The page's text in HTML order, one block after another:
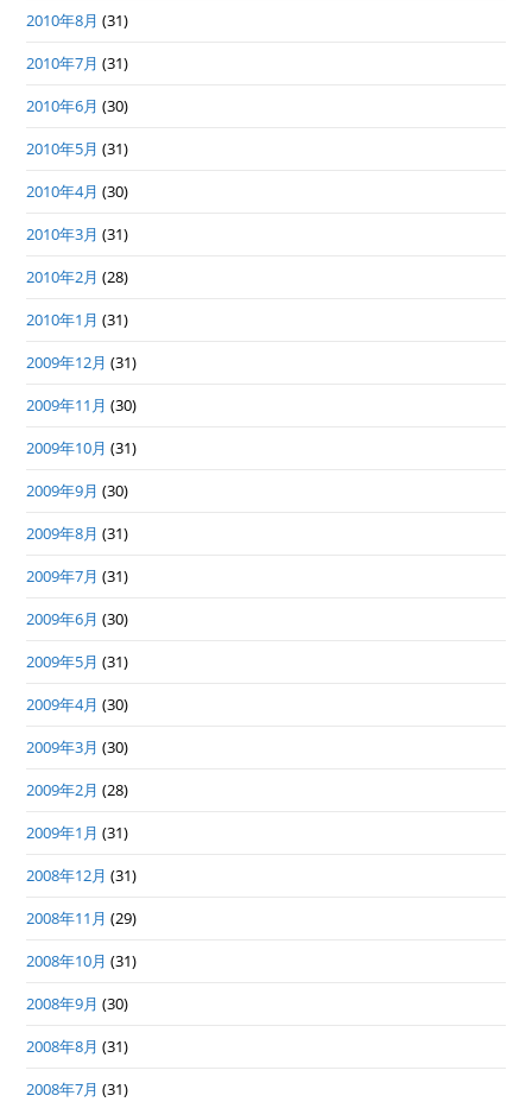
2010年8月 (31)
2010年7月 (31)
2010年6月 (30)
2010年5月 (31)
2010年4月 (30)
2010年3月 (31)
2010年2月 (28)
2010年1月 (31)
2009年12月 (31)
2009年11月 (30)
2009年10月 (31)
2009年9月 (30)
2009年8月 (31)
2009年7月 (31)
2009年6月 (30)
2009年5月 (31)
2009年4月 (30)
2009年3月 (30)
2009年2月 (28)
2009年1月 (31)
2008年12月 (31)
2008年11月 (29)
2008年10月 (31)
2008年9月 (30)
2008年8月 (31)
2008年7月 (31)